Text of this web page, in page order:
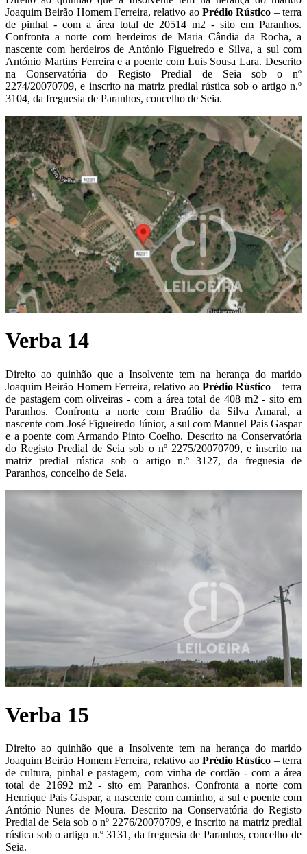
Joaquim Beirão Homem Ferreira, relativo ao Prédio Rústico – terra
de pinhal - com a área total de 20514 m2 - sito em Paranhos.
Confronta a norte com herdeiros de Maria Cândia da Rocha, a
nascente com herdeiros de António Figueiredo e Silva, a sul com
António Martins Ferreira e a poente com Luis Sousa Lara. Descrito
na Conservatória do Registo Predial de Seia sob o nº
2274/20070709, e inscrito na matriz predial rústica sob o artigo n.º
3104, da freguesia de Paranhos, concelho de Seia.
Verba 14
Direito ao quinhão que a Insolvente tem na herança do marido
Joaquim Beirão Homem Ferreira, relativo ao Prédio Rústico – terra
de pastagem com oliveiras - com a área total de 408 m2 - sito em
Paranhos. Confronta a norte com Braúlio da Silva Amaral, a
nascente com José Figueiredo Júnior, a sul com Manuel Pais Gaspar
e a poente com Armando Pinto Coelho. Descrito na Conservatória
do Registo Predial de Seia sob o nº 2275/20070709, e inscrito na
matriz predial rústica sob o artigo n.º 3127, da freguesia de
Paranhos, concelho de Seia.
Verba 15
Direito ao quinhão que a Insolvente tem na herança do marido
Joaquim Beirão Homem Ferreira, relativo ao Prédio Rústico – terra
de cultura, pinhal e pastagem, com vinha de cordão - com a área
total de 21692 m2 - sito em Paranhos. Confronta a norte com
Henrique Pais Gaspar, a nascente com caminho, a sul e poente com
António Nunes de Moura. Descrito na Conservatória do Registo
Predial de Seia sob o nº 2276/20070709, e inscrito na matriz predial
rústica sob o artigo n.º 3131, da freguesia de Paranhos, concelho de
Seia.